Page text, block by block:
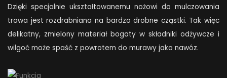
Dzięki specjalnie ukształtowanemu nożowi do mulczowania
trawa jest rozdrabniana na bardzo drobne cząstki. Tak więc
delikatny, zmielony materiał bogaty w składniki odżywcze i
wilgoć może spaść z powrotem do murawy jako nawóz.